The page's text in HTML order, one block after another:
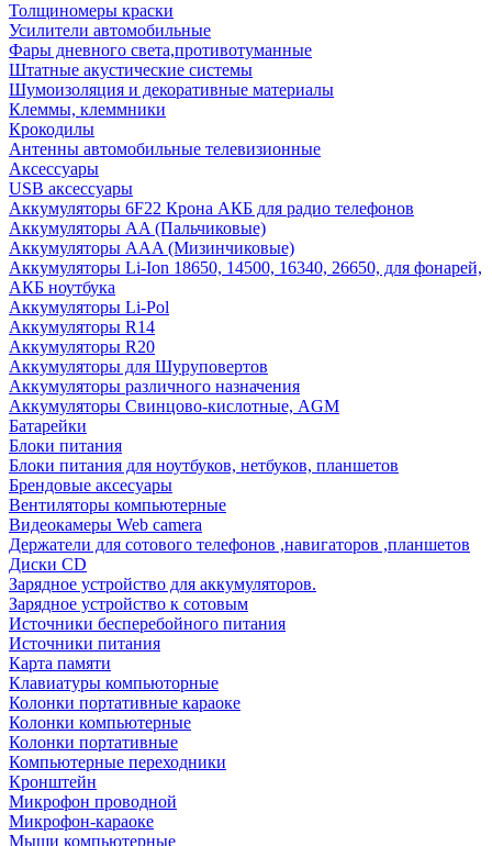
Толщиномеры краски
Усилители автомобильные
Фары дневного света,противотуманные
Штатные акустические системы
Шумоизоляция и декоративные материалы
Клеммы, клеммники
Крокодилы
Антенны автомобильные телевизионные
Аксессуары
USB аксессуары
Аккумуляторы 6F22 Крона АКБ для радио телефонов
Аккумуляторы AA (Пальчиковые)
Аккумуляторы AAA (Мизинчиковые)
Аккумуляторы Li-Ion 18650, 14500, 16340, 26650, для фонарей,
АКБ ноутбука
Аккумуляторы Li-Pol
Аккумуляторы R14
Аккумуляторы R20
Аккумуляторы для Шуруповертов
Аккумуляторы различного назначения
Аккумуляторы Свинцово-кислотные, AGM
Батарейки
Блоки питания
Блоки питания для ноутбуков, нетбуков, планшетов
Брендовые аксесуары
Вентиляторы компьютерные
Видеокамеры Web camera
Держатели для сотового телефонов ,навигаторов ,планшетов
Диски CD
Зарядное устройство для аккумуляторов.
Зарядное устройство к сотовым
Источники бесперебойного питания
Источники питания
Карта памяти
Клавиатуры компьюторные
Колонки портативные караоке
Колонки компьютерные
Колонки портативные
Компьютерные переходники
Кронштейн
Микрофон проводной
Микрофон-караоке
Мыши компьютерные